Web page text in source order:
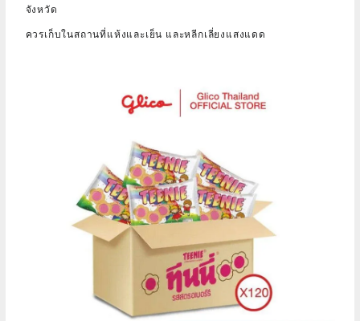
จังหวัด
ควรเก็บในสถานที่แห้งและเย็น และหลีกเลี่ยงแสงแดด